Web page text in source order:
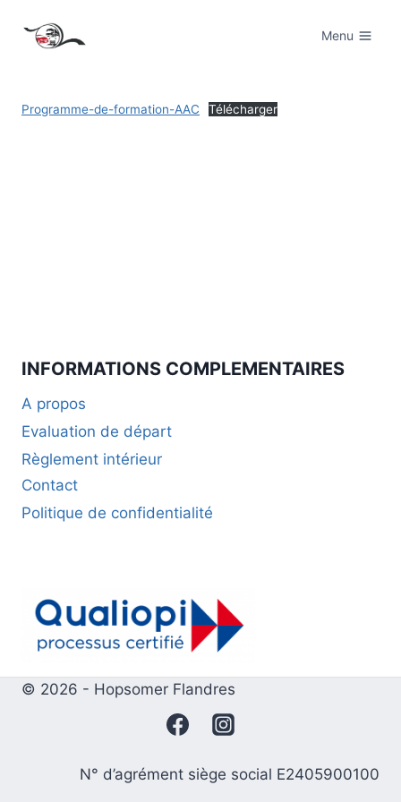
Menu
Programme-de-formation-AAC Télécharger
INFORMATIONS COMPLEMENTAIRES
A propos
Evaluation de départ
Règlement intérieur
Contact
Politique de confidentialité
© 2026 - Hopsomer Flandres
N° d’agrément siège social E2405900100